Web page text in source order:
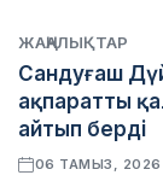
ЖАҢАЛЫҚТАР
Сандуғаш
ақпаратты
айтып берді
06 ТАМЫЗ, 2026